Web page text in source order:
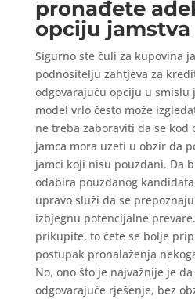
pronađete
opciju jamstva
Sigurno ste čuli za kupovina
podnositelju zahtjeva za
odgovarajuću opciju u smislu
model vrlo često može
ne treba zaboraviti da se kod
jamca mora uzeti u obzir da
jamci koji nisu pouzdani. Da
odabira pouzdanog
upravo služi da se
izbjegnu potencijalne
prikupite, to ćete se bolje
postupak pronalaženja
No, ono što je najvažnije je
odgovarajuće rješenje, bez